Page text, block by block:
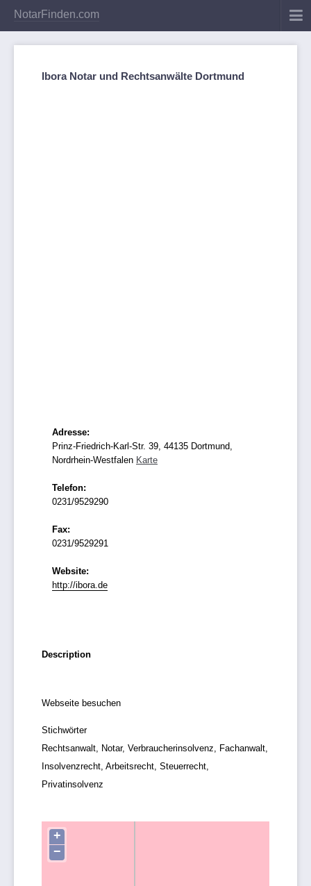
NotarFinden.com
Ibora Notar und Rechtsanwälte Dortmund
Adresse:
Prinz-Friedrich-Karl-Str. 39, 44135 Dortmund,
Nordrhein-Westfalen Karte
Telefon:
0231/9529290
Fax:
0231/9529291
Website:
http://ibora.de
Description
Webseite besuchen
Stichwörter
Rechtsanwalt, Notar, Verbraucherinsolvenz, Fachanwalt,
Insolvenzrecht, Arbeitsrecht, Steuerrecht,
Privatinsolvenz
+
−